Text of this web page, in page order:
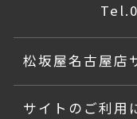
Tel.
松坂屋名古屋店
サイトのご利用